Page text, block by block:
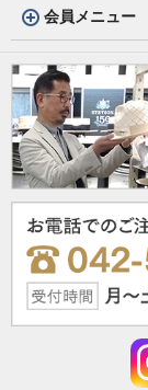
会員メニュー